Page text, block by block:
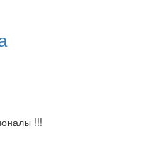
!!!